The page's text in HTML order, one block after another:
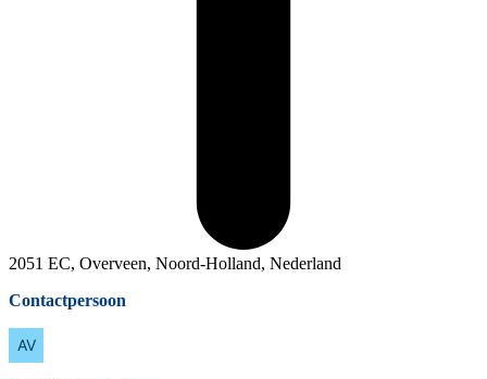
2051 EC, Overveen, Noord-Holland, Nederland
Contactpersoon